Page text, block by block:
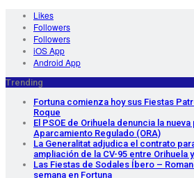
Likes
Followers
Followers
iOS App
Android App
Trending
Fortuna comienza hoy sus Fiestas
Roque
El PSOE de Orihuela denuncia la
Aparcamiento Regulado (ORA)
La Generalitat adjudica el contrato
ampliación de la CV-95 entre Orihuela
Las Fiestas de Sodales Íbero –
semana en Fortuna